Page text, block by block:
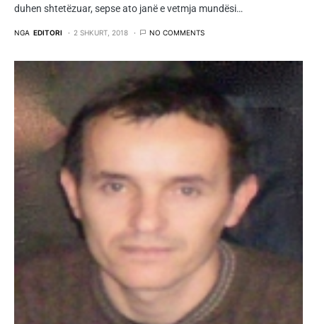
duhen shtetëzuar, sepse ato janë e vetmja mundësi…
NGA EDITORI 2 SHKURT, 2018 NO COMMENTS